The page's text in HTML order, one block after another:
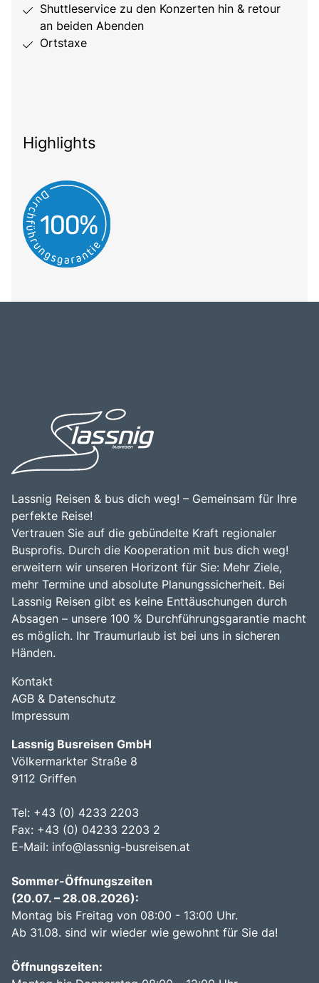
Shuttleservice zu den Konzerten hin & retour
an beiden Abenden
Ortstaxe
Highlights
Lassnig Reisen & bus dich weg! – Gemeinsam für Ihre
perfekte Reise!
Vertrauen Sie auf die gebündelte Kraft regionaler
Busprofis. Durch die Kooperation mit bus dich weg!
erweitern wir unseren Horizont für Sie: Mehr Ziele,
mehr Termine und absolute Planungssicherheit. Bei
Lassnig Reisen gibt es keine Enttäuschungen durch
Absagen – unsere 100 % Durchführungsgarantie macht
es möglich. Ihr Traumurlaub ist bei uns in sicheren
Händen.
Kontakt
AGB & Datenschutz
Impressum
Lassnig Busreisen GmbH
Völkermarkter Straße 8
9112 Griffen
Tel: +43 (0) 4233 2203
Fax: +43 (0) 04233 2203 2
E-Mail: info@lassnig-busreisen.at
Sommer-Öffnungszeiten
(20.07. – 28.08.2026):
Montag bis Freitag von 08:00 - 13:00 Uhr.
Ab 31.08. sind wir wieder wie gewohnt für Sie da!
Öffnungszeiten: